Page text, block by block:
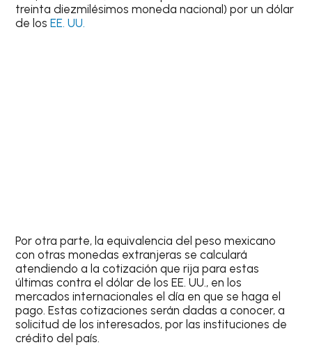
treinta diezmilésimos moneda nacional) por un dólar
de losEE. UU.
Por otra parte, la equivalencia del peso mexicano
con otras monedas extranjeras se calculará
atendiendo a la cotización que rija para estas
últimas contra el dólar de los EE. UU., en los
mercados internacionales el día en que se haga el
pago. Estas cotizaciones serán dadas a conocer, a
solicitud de los interesados, por las instituciones de
crédito del país.